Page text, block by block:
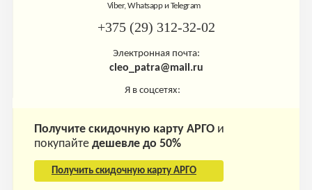
Viber, Whatsapp и Telegram
+375 (29) 312-32-02
Электронная почта:
cleo_patra@mail.ru
Я в соцсетях:
Получите скидочную карту АРГОи
покупайте дешевле до 50%
Получить скидочную карту АРГО